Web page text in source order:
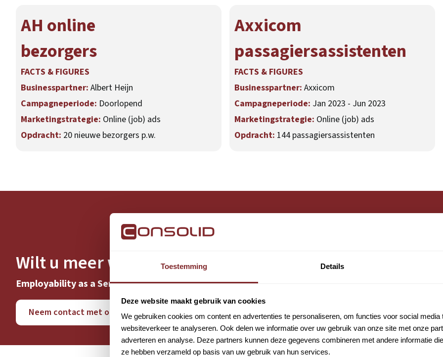
Toestemming Details
Deze website maakt gebruik van cookies
We gebruiken cookies om content en advertenties te personaliseren, om functies voor social media
websiteverkeer te analyseren. Ook delen we informatie over uw gebruik van onze site met onze
adverteren en analyse. Deze partners kunnen deze gegevens combineren met andere informatie
ze hebben verzameld op basis van uw gebruik van hun services.
AH online
bezorgers
FACTS & FIGURES
Businesspartner: Albert Heijn
Campagneperiode: Doorlopend
Marketingstrategie: Online (job) ads
Opdracht: 20 nieuwe bezorgers p.w.
Axxicom
passagiersassistenten
FACTS & FIGURES
Businesspartner: Axxicom
Campagneperiode: Jan 2023 - Jun 2023
Marketingstrategie: Online (job) ads
Opdracht: 144 passagiersassistenten
Wilt u meer weten over?
Employability as a Service
Neem contact met ons op